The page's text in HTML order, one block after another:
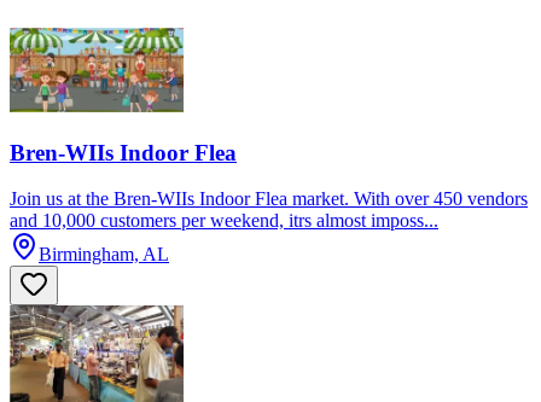
Bren-WIIs Indoor Flea
Join us at the Bren-WIIs Indoor Flea market. With over 450 vendors
and 10,000 customers per weekend, itrs almost imposs...
Birmingham, AL